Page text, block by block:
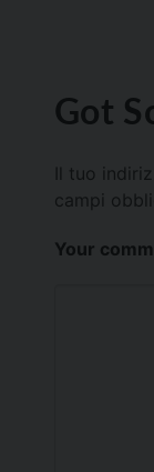
Got
Il tuo
campi
Your